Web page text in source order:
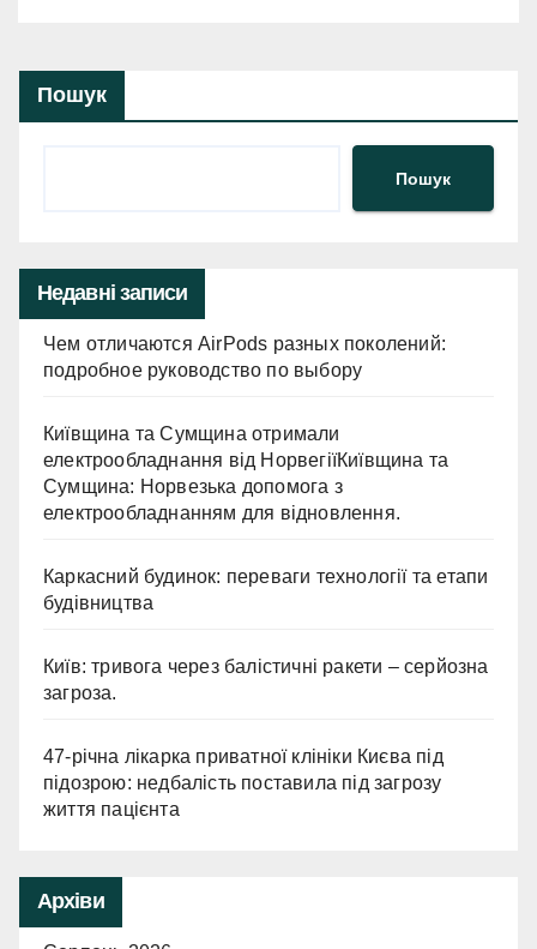
Пошук
Пошук
Недавні записи
Чем отличаются AirPods разных поколений:
подробное руководство по выбору
Київщина та Сумщина отримали
електрообладнання від НорвегіїКиївщина та
Сумщина: Норвезька допомога з
електрообладнанням для відновлення.
Каркасний будинок: переваги технології та етапи
будівництва
Київ: тривога через балістичні ракети – серйозна
загроза.
47-річна лікарка приватної клініки Києва під
підозрою: недбалість поставила під загрозу
життя пацієнта
Архіви